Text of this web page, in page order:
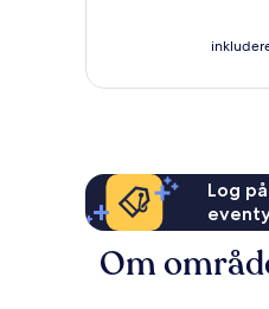
Log
Om